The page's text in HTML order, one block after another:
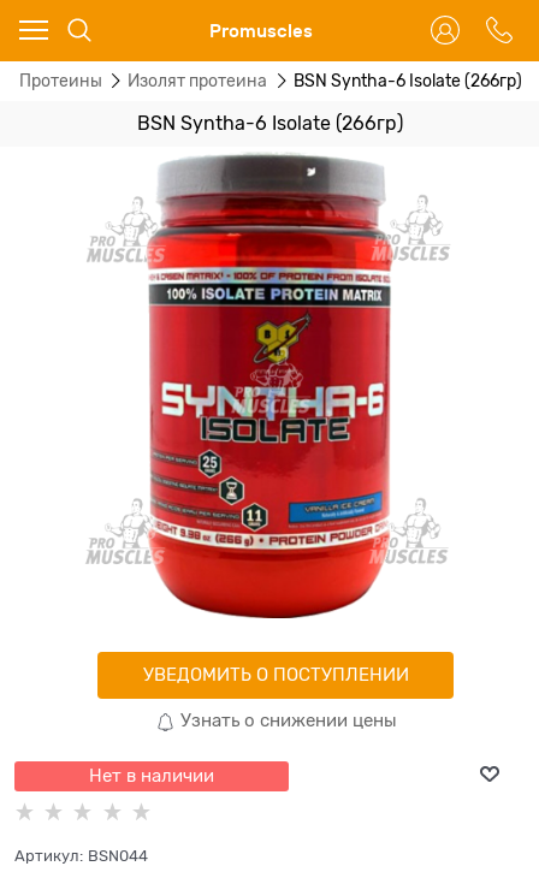
Promuscles
Протеины Изолят протеина BSN Syntha-6 Isolate (266гр)
BSN Syntha-6 Isolate (266гр)
УВЕДОМИТЬ О ПОСТУПЛЕНИИ
Узнать о снижении цены
Нет в наличии
Артикул: BSN044
Ваш город - Москва,
угадали?
ДА НЕТ